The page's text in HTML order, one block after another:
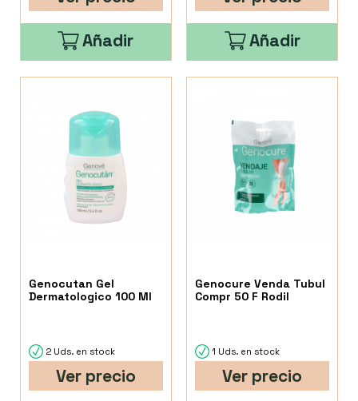
Añadir Añadir
Genocutan Gel
Dermatologico 100 Ml
2 Uds. en stock
Ver precio
Genocure Venda Tubul
Compr 50 F Rodil
1 Uds. en stock
Ver precio